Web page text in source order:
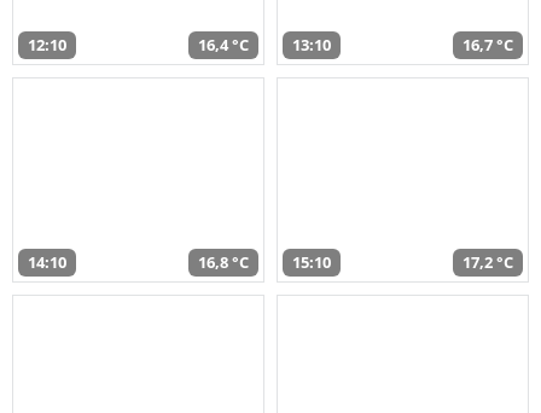
12:10 16,4 °C 13:10 16,7 °C
14:10 16,8 °C 15:10 17,2 °C